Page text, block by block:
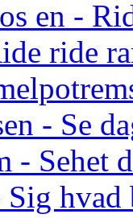
en -
ride
- Se
- Sehet
hvad